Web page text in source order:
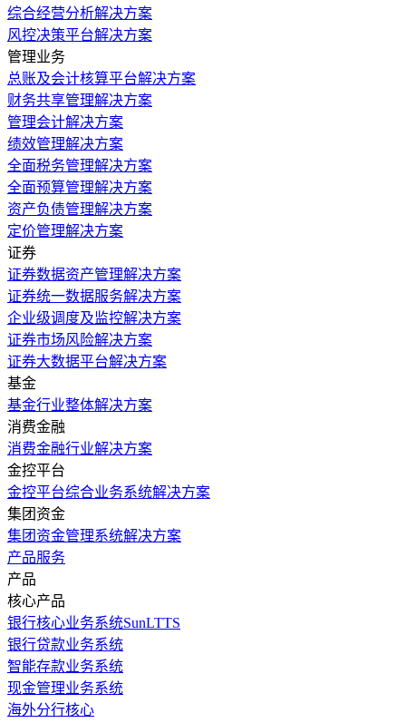
综合经营分析解决方案
风控决策平台解决方案
管理业务
总账及会计核算平台解决方案
财务共享管理解决方案
管理会计解决方案
绩效管理解决方案
全面税务管理解决方案
全面预算管理解决方案
资产负债管理解决方案
定价管理解决方案
证券
证券数据资产管理解决方案
证券统一数据服务解决方案
企业级调度及监控解决方案
证券市场风险解决方案
证券大数据平台解决方案
基金
基金行业整体解决方案
消费金融
消费金融行业解决方案
金控平台
金控平台综合业务系统解决方案
集团资金
集团资金管理系统解决方案
产品服务
产品
核心产品
银行核心业务系统SunLTTS
银行贷款业务系统
智能存款业务系统
现金管理业务系统
海外分行核心